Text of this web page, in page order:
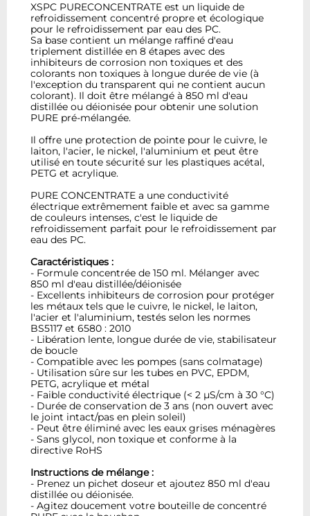
XSPC PURECONCENTRATE est un liquide de
refroidissement concentré propre et écologique
pour le refroidissement par eau des PC.
Sa base contient un mélange raffiné d'eau
triplement distillée en 8 étapes avec des
inhibiteurs de corrosion non toxiques et des
colorants non toxiques à longue durée de vie (à
l'exception du transparent qui ne contient aucun
colorant). Il doit être mélangé à 850 ml d'eau
distillée ou déionisée pour obtenir une solution
PURE pré-mélangée.
Il offre une protection de pointe pour le cuivre, le
laiton, l'acier, le nickel, l'aluminium et peut être
utilisé en toute sécurité sur les plastiques acétal,
PETG et acrylique.
PURE CONCENTRATE a une conductivité
électrique extrêmement faible et avec sa gamme
de couleurs intenses, c'est le liquide de
refroidissement parfait pour le refroidissement par
eau des PC.
Caractéristiques :
- Formule concentrée de 150 ml. Mélanger avec
850 ml d'eau distillée/déionisée
- Excellents inhibiteurs de corrosion pour protéger
les métaux tels que le cuivre, le nickel, le laiton,
l'acier et l'aluminium, testés selon les normes
BS5117 et 6580 : 2010
- Libération lente, longue durée de vie, stabilisateur
de boucle
- Compatible avec les pompes (sans colmatage)
- Utilisation sûre sur les tubes en PVC, EPDM,
PETG, acrylique et métal
- Faible conductivité électrique (< 2 µS/cm à 30 °C)
- Durée de conservation de 3 ans (non ouvert avec
le joint intact/pas en plein soleil)
- Peut être éliminé avec les eaux grises ménagères
- Sans glycol, non toxique et conforme à la
directive RoHS
Instructions de mélange :
- Prenez un pichet doseur et ajoutez 850 ml d'eau
distillée ou déionisée.
- Agitez doucement votre bouteille de concentré